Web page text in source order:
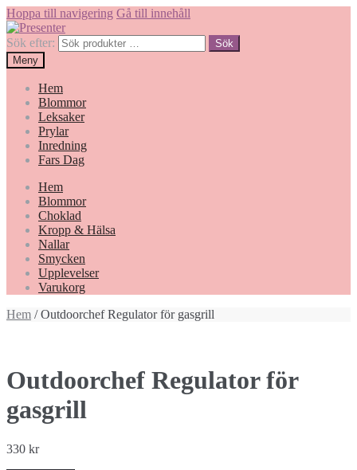
Hoppa till navigering Gå till innehåll
Sök efter:
Sök
Meny
Hem
Blommor
Leksaker
Prylar
Inredning
Fars Dag
Hem
Blommor
Choklad
Kropp & Hälsa
Nallar
Smycken
Upplevelser
Varukorg
Hem / Outdoorchef Regulator för gasgrill
Outdoorchef Regulator för
gasgrill
330 kr